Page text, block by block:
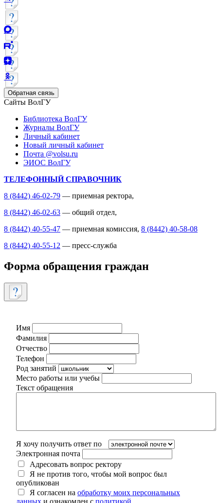
Обратная связь
Сайты ВолГУ
Библиотека ВолГУ
Журналы ВолГУ
Личный кабинет
Новый личный кабинет
Почта @volsu.ru
ЭИОС ВолГУ
ТЕЛЕФОННЫЙ СПРАВОЧНИК
8 (8442) 46-02-79 — приемная ректора,
8 (8442) 46-02-63 — общий отдел,
8 (8442) 40-55-47 — приемная комиссия, 8 (8442) 40-58-08
8 (8442) 40-55-12 — пресс-служба
Форма обращения граждан
Имя
Фамилия
Отчество
Телефон
Род занятий
Место работы или учебы
Текст обращения
Я хочу получить ответ по
Электронная почта
Адресовать вопрос ректору
Я не против того, чтобы мой вопрос был
опубликован
Я согласен на обработку моих персональных